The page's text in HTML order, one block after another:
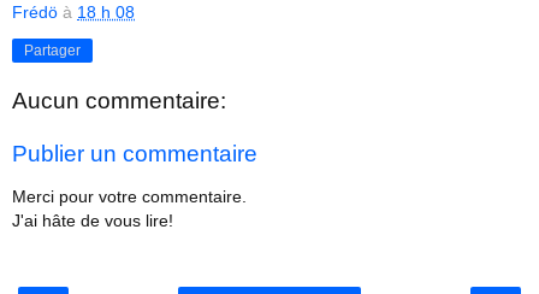
Frédö à 18 h 08
Partager
Aucun commentaire:
Publier un commentaire
Merci pour votre commentaire.
J'ai hâte de vous lire!